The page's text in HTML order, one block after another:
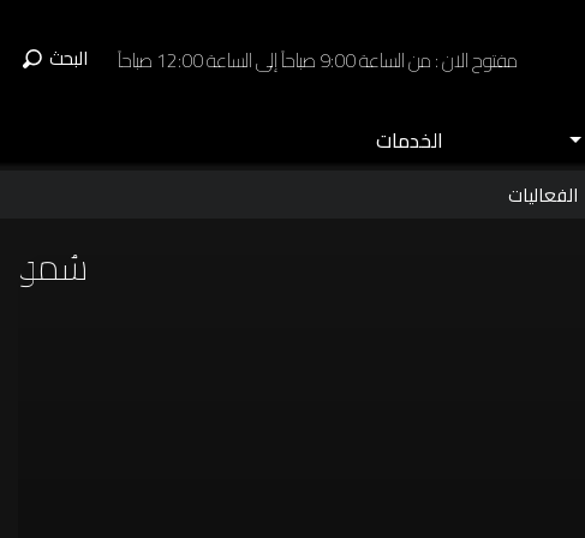
مفتوح الان : من الساعة 9:00 صباحاً إلى الساعة 12:00 صباحاً البحث
الخدمات
الفعاليات